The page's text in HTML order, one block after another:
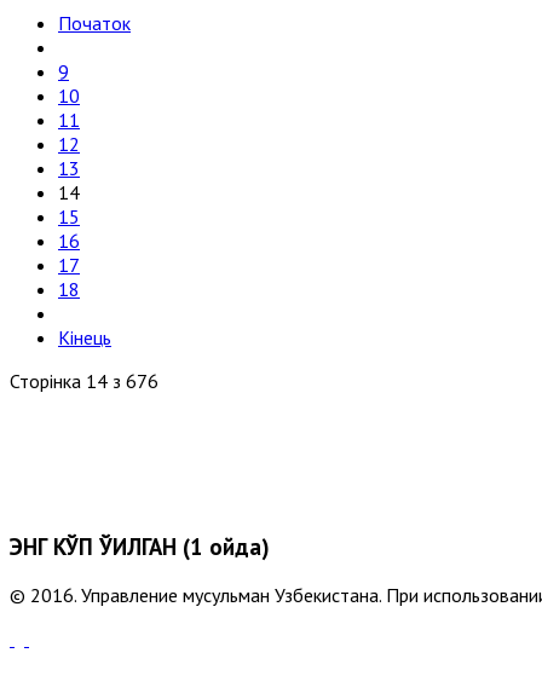
Початок
9
10
11
12
13
14
15
16
17
18
Кінець
Сторінка 14 з 676
ЭНГ КЎП ЎҚИЛГАН (1 ойда)
© 2016. Управление мусульман Узбекистана. При